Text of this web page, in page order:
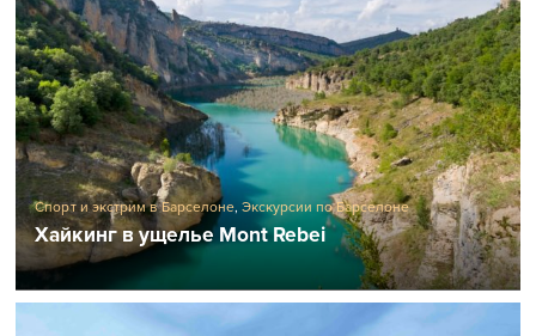
Спорт и экстрим в Барселоне,Экскурсии по Барселоне
Хайкинг в ущелье Mont Rebei